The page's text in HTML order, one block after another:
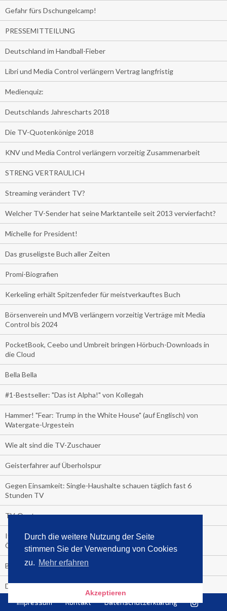
Durch die weitere Nutzung der Seite
stimmen Sie der Verwendung von Cookies
zu. Mehr erfahren
Akzeptieren
Gefahr fürs Dschungelcamp!
PRESSEMITTEILUNG
Deutschland im Handball-Fieber
Libri und Media Control verlängern Vertrag langfristig
Medienquiz:
Deutschlands Jahrescharts 2018
Die TV-Quotenkönige 2018
KNV und Media Control verlängern vorzeitig Zusammenarbeit
STRENG VERTRAULICH
Streaming verändert TV?
Welcher TV-Sender hat seine Marktanteile seit 2013 vervierfacht?
Michelle for President!
Das gruseligste Buch aller Zeiten
Promi-Biografien
Kerkeling erhält Spitzenfeder für meistverkauftes Buch
Börsenverein und MVB verlängern vorzeitig Verträge mit Media
Control bis 2024
PocketBook, Ceebo und Umbreit bringen Hörbuch-Downloads in
die Cloud
Bella Bella
#1-Bestseller: "Das ist Alpha!" von Kollegah
Hammer! "Fear: Trump in the White House" (auf Englisch) von
Watergate-Urgestein
Wie alt sind die TV-Zuschauer
Geisterfahrer auf Überholspur
Gegen Einsamkeit: Single-Haushalte schauen täglich fast 6
Stunden TV
TV-Quote:
Italienisches Kochbuch schießt auf Nummer 1 in Deutschland,
Österreich und Schweiz
Blick in die Garage der TV-Dauerglotzer
Die Deutschen investieren, während die Österreicher und
Schweizer noch nachdenken, wie sie reich werden.
Impressum Kontakt Datenschutzerklärung